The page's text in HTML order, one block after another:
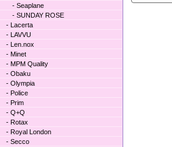
- Seaplane
- SUNDAY ROSE
- Lacerta
- LAVVU
- Len.nox
- Minet
- MPM Quality
- Obaku
- Olympia
- Police
- Prim
- Q+Q
- Rotax
- Royal London
- Secco